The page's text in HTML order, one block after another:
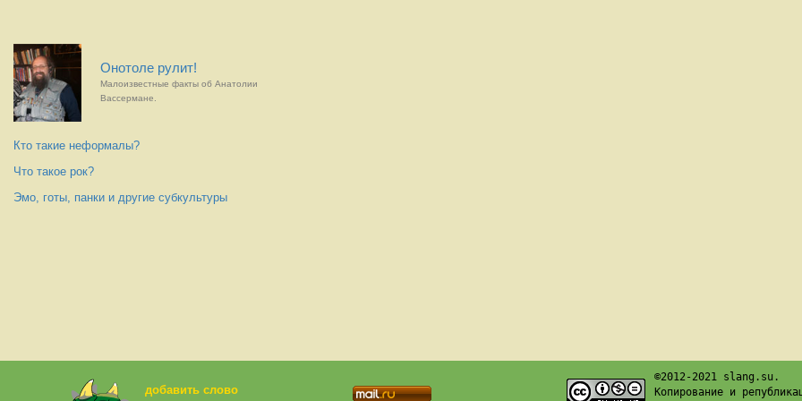
Онотоле рулит!
Малоизвестные факты об Анатолии
Вассермане.
Кто такие неформалы?
Что такое рок?
Эмо, готы, панки и другие субкультуры
добавить слово
©2012-2021 slang.su.
Копирование и